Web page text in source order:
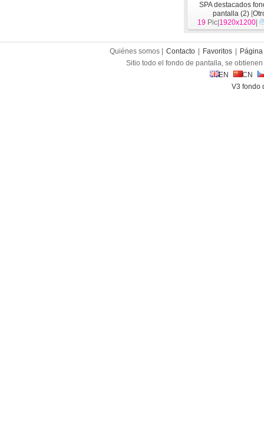
SPA destacados
pantalla (2) [
19 Pic| 1920x1200
Quiénes somos | Contacto Favoritos
Sitio todo el fondo de pantalla, se
EN
CN
V3 fondo